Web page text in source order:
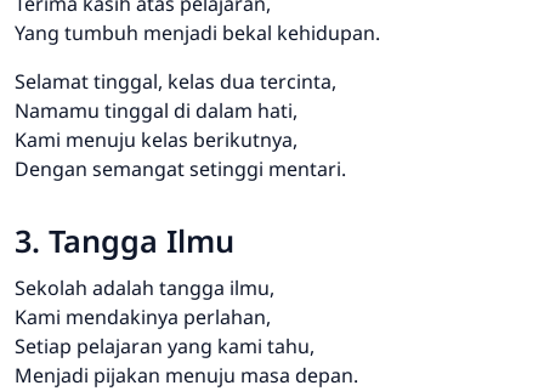
Yang tumbuh menjadi bekal kehidupan.
Selamat tinggal, kelas dua tercinta,
Namamu tinggal di dalam hati,
Kami menuju kelas berikutnya,
Dengan semangat setinggi mentari.
3. Tangga Ilmu
Sekolah adalah tangga ilmu,
Kami mendakinya perlahan,
Setiap pelajaran yang kami tahu,
Menjadi pijakan menuju masa depan.